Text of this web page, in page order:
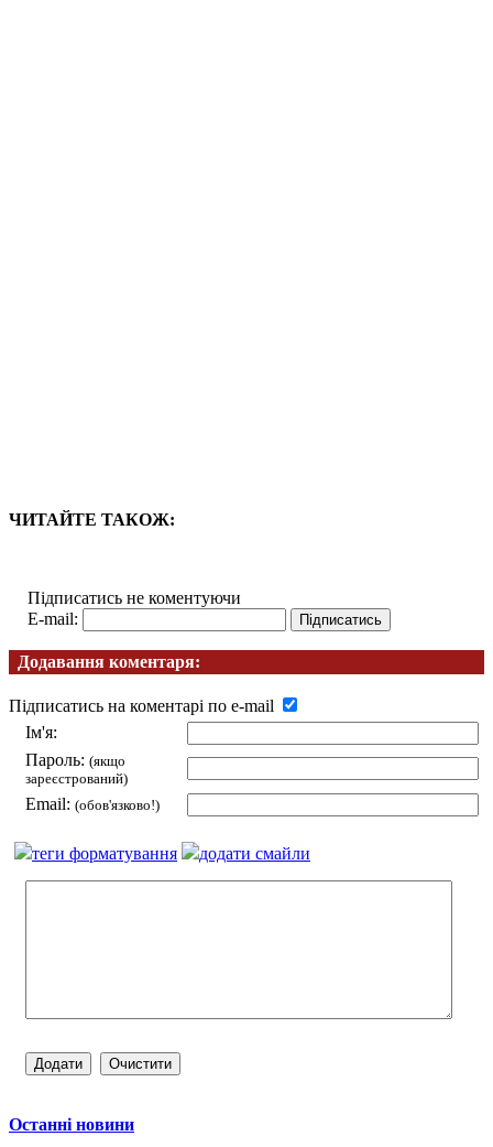
ЧИТАЙТЕ ТАКОЖ:
Підписатись не коментуючи
E-mail:
Додавання коментаря:
Підписатись на коментарі по e-mail
Ім'я:
Пароль: (якщо
зареєстрований)
Email: (обов'язково!)
теги форматування додати смайли
Останні новини